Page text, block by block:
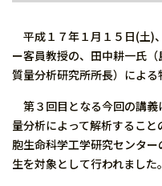
平成１７年１月１５日(土)
ー客員教授の、田中耕一氏
質量分析研究所所長）による
第３回目となる今回の講義
量分析によって解析するこ
胞生命科学工学研究センタ
生を対象として行われました。